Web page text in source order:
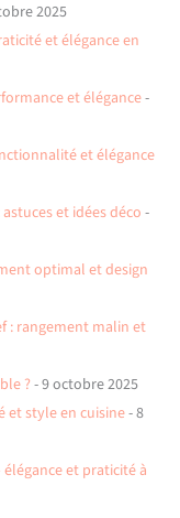
2025
et élégance en
et élégance-
et élégance
et idées déco -
optimal et design
: rangement malin et
?- 9 octobre 2025
et style en cuisine- 8
et praticité à